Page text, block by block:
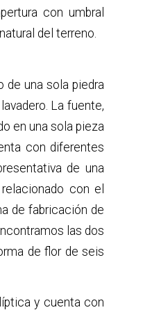
con umbral
del terreno.
de una sola piedra
La fuente,
en una sola pieza
con diferentes
de una
con el
de fabricación de
las dos
de flor de seis
y cuenta con